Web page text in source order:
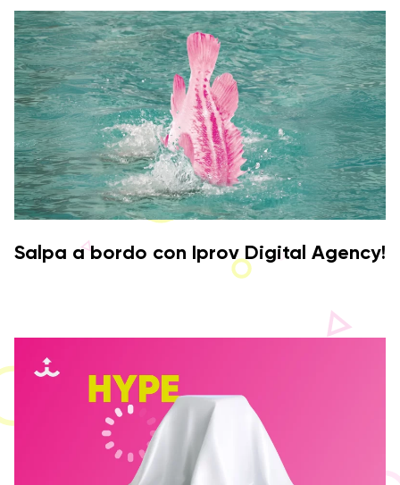
Salpa a bordo con Iprov Digital Agency!